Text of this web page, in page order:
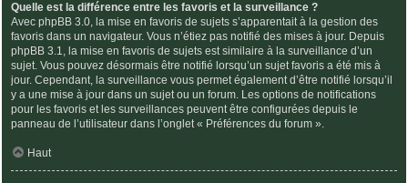
Quelle est la différence entre les favoris et la surveillance ?
Avec phpBB 3.0, la mise en favoris de sujets s’apparentait à la gestion des
favoris dans un navigateur. Vous n’étiez pas notifié des mises à jour. Depuis
phpBB 3.1, la mise en favoris de sujets est similaire à la surveillance d’un
sujet. Vous pouvez désormais être notifié lorsqu’un sujet favoris a été mis à
jour. Cependant, la surveillance vous permet également d’être notifié lorsqu’il
y a une mise à jour dans un sujet ou un forum. Les options de notifications
pour les favoris et les surveillances peuvent être configurées depuis le
panneau de l’utilisateur dans l’onglet « Préférences du forum ».
Haut